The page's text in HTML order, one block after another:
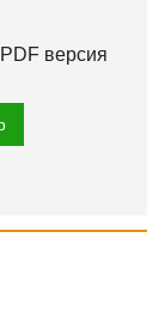
PDF версия